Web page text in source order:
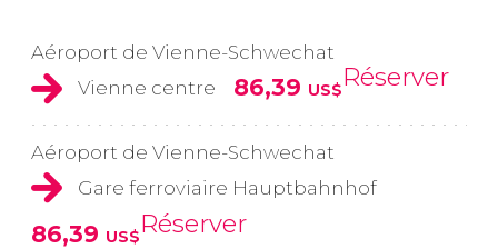
Aéroport de Vienne-Schwechat
Vienne centre
86,39 US$Réserver
Aéroport de Vienne-Schwechat
Gare ferroviaire Hauptbahnhof
86,39 US$Réserver